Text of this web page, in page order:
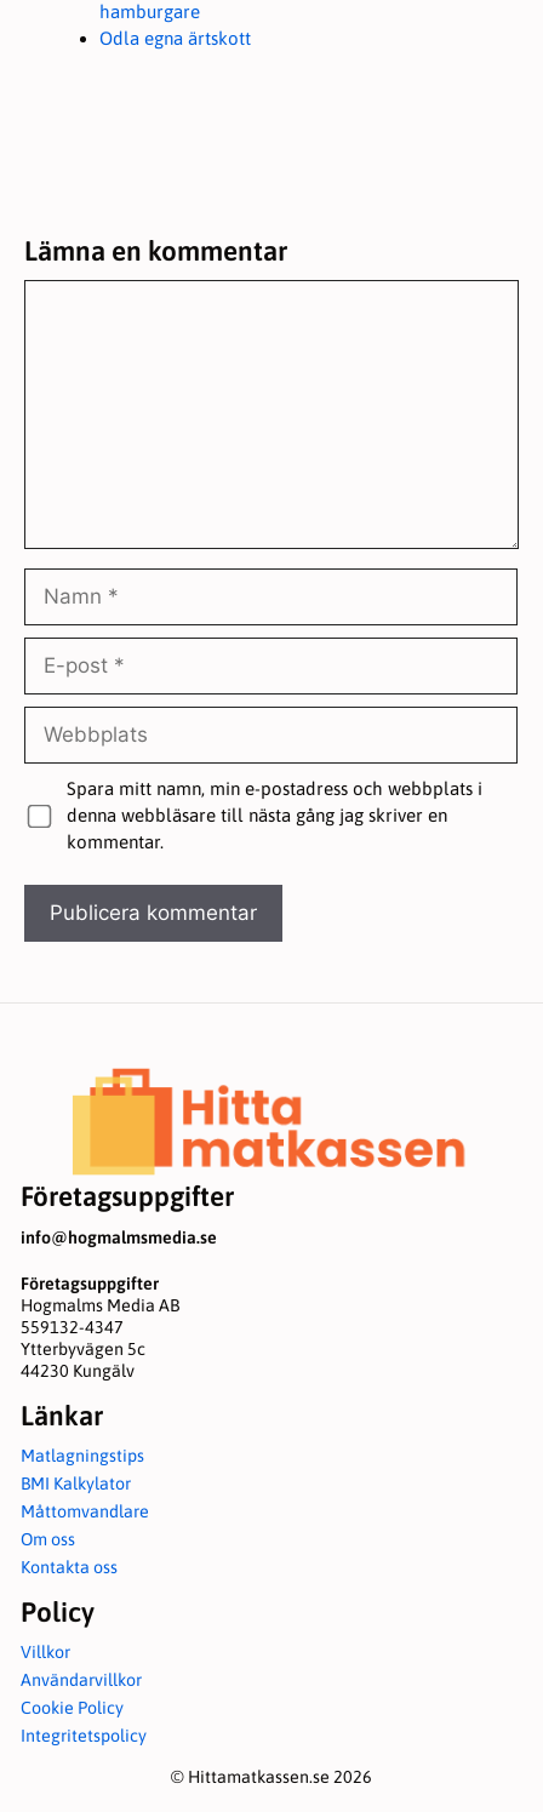
hamburgare
Odla egna ärtskott
Lämna en kommentar
Namn
Webbplats
Spara mitt namn, min e-postadress och webbplats i
denna webbläsare till nästa gång jag skriver en
kommentar.
Företagsuppgifter
info@hogmalmsmedia.se
Företagsuppgifter
Hogmalms Media AB
559132-4347
Ytterbyvägen 5c
44230 Kungälv
Länkar
Matlagningstips
BMI Kalkylator
Måttomvandlare
Om oss
Kontakta oss
Policy
Villkor
Användarvillkor
Cookie Policy
Integritetspolicy
© Hittamatkassen.se 2026